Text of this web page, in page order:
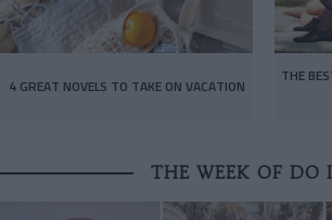
4 GREAT NOVELS TO TAKE ON VACATION
THE
THE WEEK OF DO